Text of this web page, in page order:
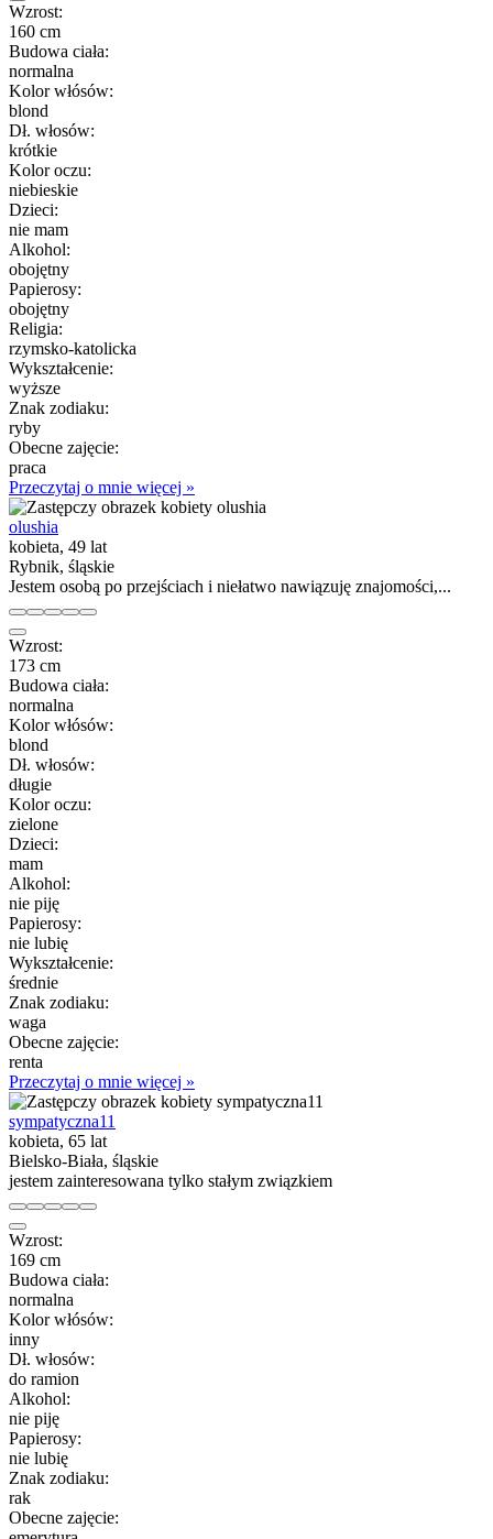
Wzrost:
160 cm
Budowa ciała:
normalna
Kolor włósów:
blond
Dł. włosów:
krótkie
Kolor oczu:
niebieskie
Dzieci:
nie mam
Alkohol:
obojętny
Papierosy:
obojętny
Religia:
rzymsko-katolicka
Wykształcenie:
wyższe
Znak zodiaku:
ryby
Obecne zajęcie:
praca
Przeczytaj o mnie więcej »
olushia
kobieta, 49 lat
Rybnik, śląskie
Jestem osobą po przejściach i niełatwo nawiązuję znajomości,...
Wzrost:
173 cm
Budowa ciała:
normalna
Kolor włósów:
blond
Dł. włosów:
długie
Kolor oczu:
zielone
Dzieci:
mam
Alkohol:
nie piję
Papierosy:
nie lubię
Wykształcenie:
średnie
Znak zodiaku:
waga
Obecne zajęcie:
renta
Przeczytaj o mnie więcej »
sympatyczna11
kobieta, 65 lat
Bielsko-Biała, śląskie
jestem zainteresowana tylko stałym związkiem
Wzrost:
169 cm
Budowa ciała:
normalna
Kolor włósów:
inny
Dł. włosów:
do ramion
Alkohol:
nie piję
Papierosy:
nie lubię
Znak zodiaku:
rak
Obecne zajęcie: